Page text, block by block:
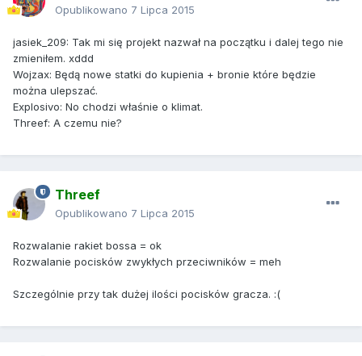
Opublikowano 7 Lipca 2015
jasiek_209: Tak mi się projekt nazwał na początku i dalej tego nie
zmieniłem. xddd
Wojzax: Będą nowe statki do kupienia + bronie które będzie
można ulepszać.
Explosivo: No chodzi właśnie o klimat.
Threef: A czemu nie?
Threef
Opublikowano 7 Lipca 2015
Rozwalanie rakiet bossa = ok
Rozwalanie pocisków zwykłych przeciwników = meh
Szczególnie przy tak dużej ilości pocisków gracza. :(